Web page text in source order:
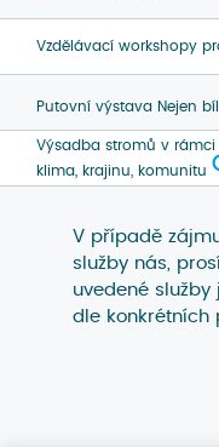
Vzdělávací workshopy
Putovní výstava Nejen
Výsadba stromů v
klima, krajinu, komunitu
V případě
služby nás,
uvedené
dle konkrétních